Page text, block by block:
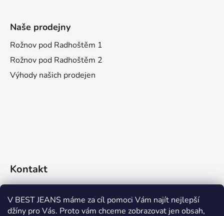
V BEST JEANS máme za cíl pomoci Vám najít nejlepší
džíny pro Vás. Proto vám chceme zobrazovat jen obsah,
Naše prodejny
Rožnov pod Radhoštěm 1
Rožnov pod Radhoštěm 2
Výhody našich prodejen
Kontakt
eshop@bestjeans.cz